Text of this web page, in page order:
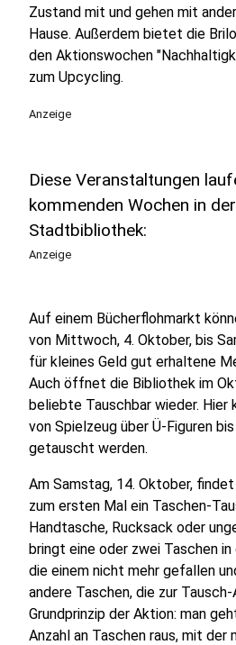
Zustand mit und gehen mit
Hause. Außerdem bietet die
den Aktionswochen
zum Upcycling.
Anzeige
Diese Veranstaltungen
kommenden Wochen in
Stadtbibliothek:
Anzeige
Auf einem Bücherflohmarkt
von Mittwoch, 4. Oktober, bis
für kleines Geld gut erhaltene
Auch öffnet die Bibliothek im
beliebte Tauschbar wieder. Hier
von Spielzeug über Ü-Figuren
getauscht werden.
Am Samstag, 14. Oktober,
zum ersten Mal ein Taschen-
Handtasche, Rucksack oder
bringt eine oder zwei Taschen
die einem nicht mehr gefallen
andere Taschen, die zur
Grundprinzip der Aktion: man
Anzahl an Taschen raus, mit der